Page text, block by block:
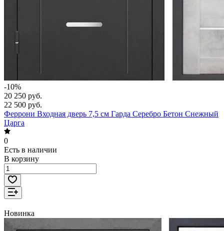
-10%
20 250 руб.
22 500 руб.
Феррони Входная дверь 7,5 см Гарда Серебро Бетон Снежный
Царга
0
Есть в наличии
В корзину
Новинка